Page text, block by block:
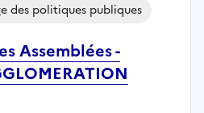
Assemblées -
des politiques publiques